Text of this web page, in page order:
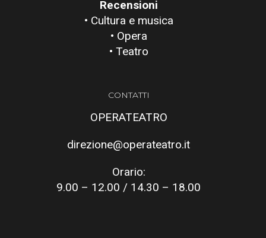
Recensioni
• Cultura e musica
• Opera
• Teatro
CONTATTI
OPERATEATRO
direzione@operateatro.it
Orario:
9.00 – 12.00 / 14.30 – 18.00